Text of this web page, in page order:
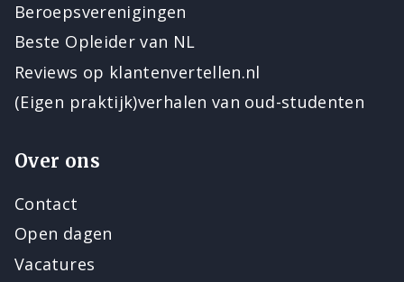
Beroepsverenigingen
Beste Opleider van NL
Reviews op klantenvertellen.nl
(Eigen praktijk)verhalen van oud-studenten
Over ons
Contact
Open dagen
Vacatures